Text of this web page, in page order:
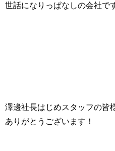
世話になりっぱなしの会社で
澤邊社長はじめスタッフの皆
ありがとうございます！